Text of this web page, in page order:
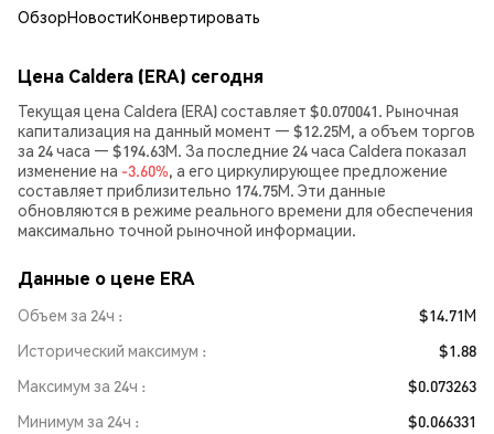
ОбзорНовостиКонвертировать
Цена Caldera (ERA) сегодня
Текущая цена Caldera (ERA) составляет $0.070041. Рыночная
капитализация на данный момент — $12.25M, а объем торгов
за 24 часа — $194.63M. За последние 24 часа Caldera показал
изменение на -3.60%, а его циркулирующее предложение
составляет приблизительно 174.75M. Эти данные
обновляются в режиме реального времени для обеспечения
максимально точной рыночной информации.
Данные о цене ERA
Объем за 24ч
$14.71M
Исторический максимум
$1.88
Максимум за 24ч
$0.073263
Минимум за 24ч
$0.066331